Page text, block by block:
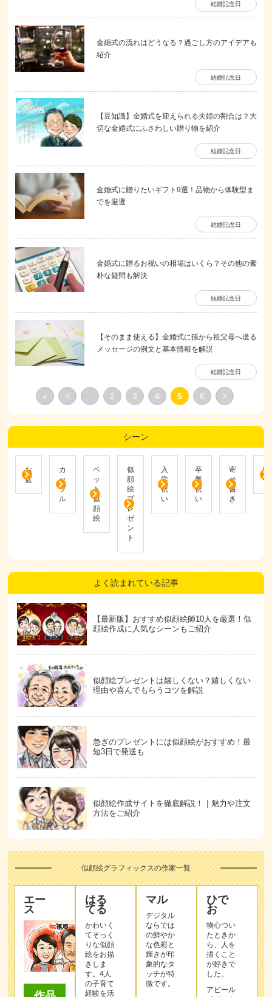
結婚記念日
金婚式の流れはどうなる？過ごし方のアイデアも
紹介
結婚記念日
【豆知識】金婚式を迎えられる夫婦の割合は？大
切な金婚式にふさわしい贈り物を紹介
結婚記念日
金婚式に贈りたいギフト9選！品物から体験型ま
でを厳選
結婚記念日
金婚式に贈るお祝いの相場はいくら？その他の素
朴な疑問も解決
結婚記念日
【そのまま使える】金婚式に孫から祖父母へ送る
メッセージの例文と基本情報を解説
結婚記念日
« < 2 3 4 5 6 >
シーン
お
盆
カ
ッ
プ
ル
ペ
ッ
ト
似
顔
絵
似
顔
絵
プ
レ
ゼ
ン
ト
入
学
祝
い
卒
業
祝
い
寄
せ
書
き
帰
省
よく読まれている記事
【最新版】おすすめ似顔絵師10人を厳選！似
顔絵作成に人気なシーンもご紹介
似顔絵プレゼントは嬉しくない？嬉しくない
理由や喜んでもらうコツを解説
急ぎのプレゼントには似顔絵がおすすめ！最
短3日で発送も
似顔絵作成サイトを徹底解説！｜魅力や注文
方法をご紹介
似顔絵グラフィックスの作家一覧
エー
ス
はる
てる
かわいく
てそっく
りな似顔
絵をお描
きしま
す。4人
の子育て
経験を活
マル
デジタル
ならでは
の鮮やか
な色彩と
輝きが印
象的なタ
ッチが特
徴です。
ひで
お
物心つい
たときか
ら、人を
描くこと
が好きで
した。
アピール